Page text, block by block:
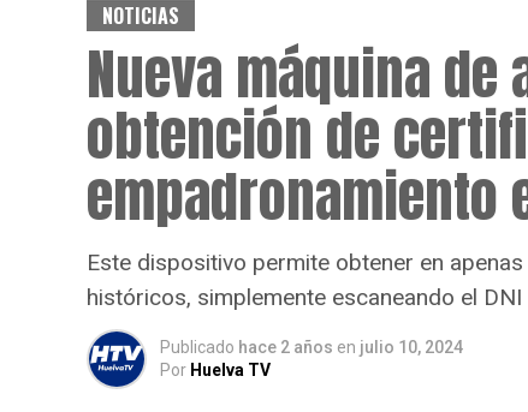
NOTICIAS
Nueva máquina
obtención de
empadronamiento
Este dispositivo permite obtener en
históricos, simplemente escaneando el
Publicado hace 2 años en julio 10, 2024
Por Huelva TV